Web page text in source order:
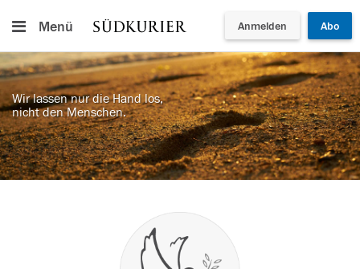
Menü Anmelden Abo
Wir lassen nur die Hand los,
nicht den Menschen.